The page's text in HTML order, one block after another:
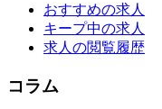
おすすめの求人
キープ中の求人
求人の閲覧履歴
コラム